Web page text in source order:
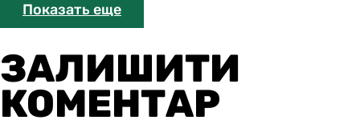
Показать еще
ЗАЛИШИТИ
КОМЕНТАР